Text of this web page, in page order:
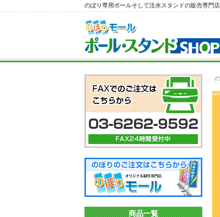
のぼり専用ポールそして注水スタンドの販売専門
商品一覧